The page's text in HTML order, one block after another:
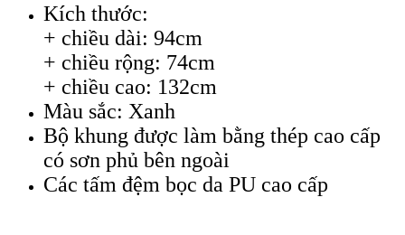
Kích thước:
+ chiều dài: 94cm
+ chiều rộng: 74cm
+ chiều cao: 132cm
Màu sắc: Xanh
Bộ khung được làm bằng thép cao cấp
có sơn phủ bên ngoài
Các tấm đệm bọc da PU cao cấp